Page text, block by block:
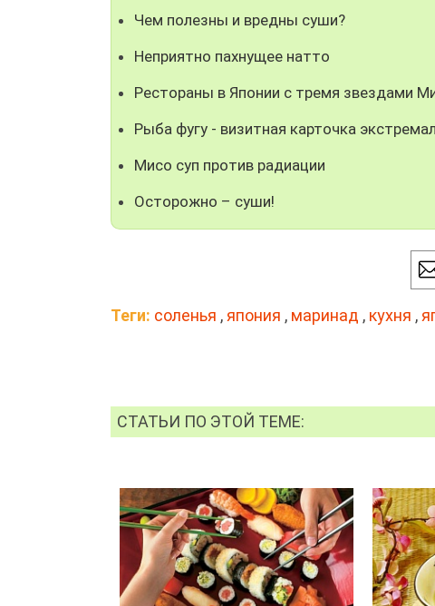
Чем полезны и вредны суши?
Неприятно пахнущее натто
Рестораны в Японии с тремя звездами
Рыба фугу - визитная карточка
Мисо суп против радиации
Осторожно – суши!
Теги: соленья , япония , маринад , кухня ,
СТАТЬИ ПО ЭТОЙ ТЕМЕ: